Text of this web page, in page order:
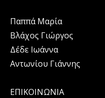
Παππά Μαρία
Βλάχος Γιώργος
Δέδε Ιωάννα
Αντωνίου Γιάννης
ΕΠΙΚΟΙΝΩΝΙΑ